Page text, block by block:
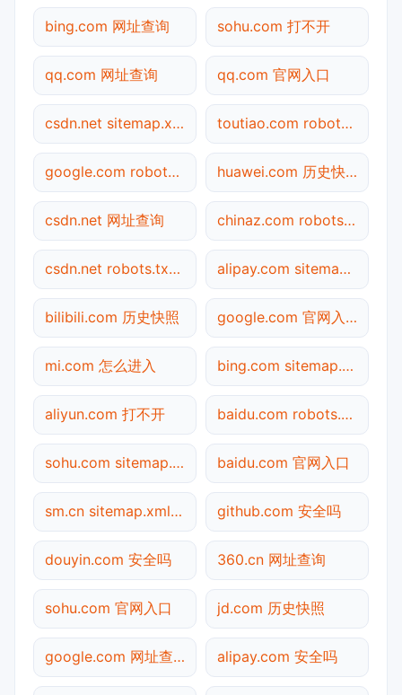
bing.com 网址查询 sohu.com 打不开
qq.com 网址查询 qq.com 官网入口
csdn.net sitemap.xml检测 toutiao.com robots.txt检测
google.com robots.txt检测 huawei.com 历史快照
csdn.net 网址查询 chinaz.com robots.txt检测
csdn.net robots.txt检测 alipay.com sitemap.xml检测
bilibili.com 历史快照 google.com 官网入口
mi.com 怎么进入 bing.com sitemap.xml检测
aliyun.com 打不开 baidu.com robots.txt检测
sohu.com sitemap.xml检测 baidu.com 官网入口
sm.cn sitemap.xml检测 github.com 安全吗
douyin.com 安全吗 360.cn 网址查询
sohu.com 官网入口 jd.com 历史快照
google.com 网址查询 alipay.com 安全吗